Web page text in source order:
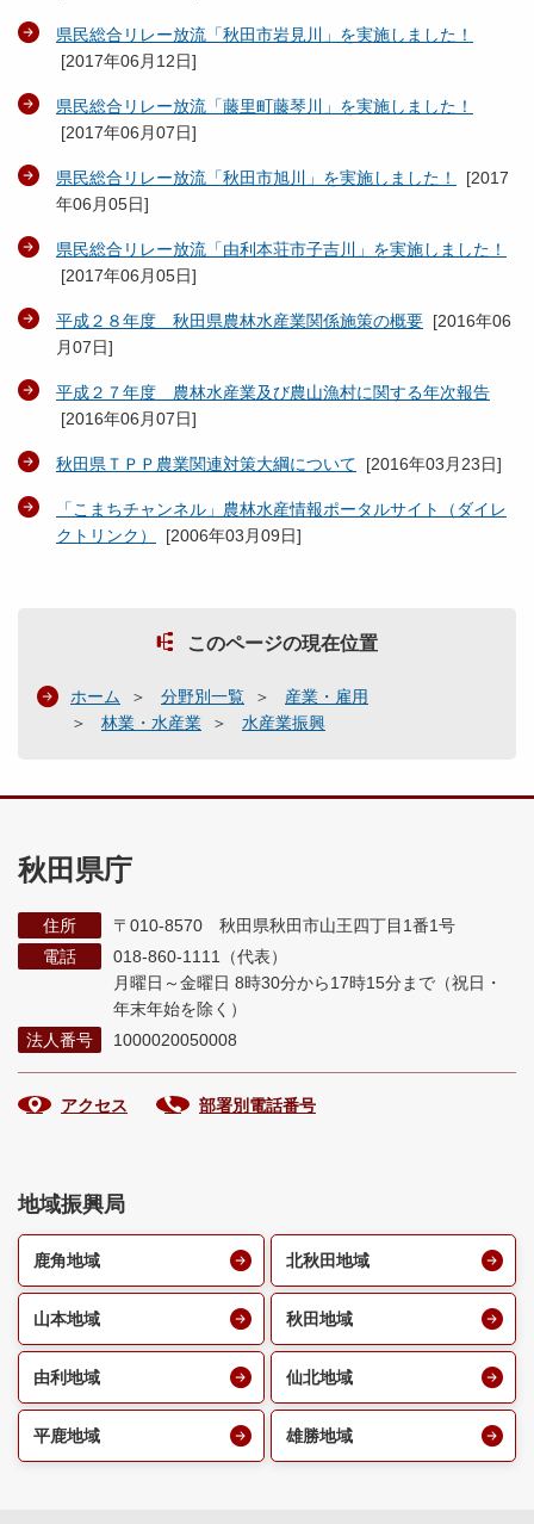
県民総合リレー放流「秋田市岩見川」を実施しました！
[2017年06月12日]
県民総合リレー放流「藤里町藤琴川」を実施しました！
[2017年06月07日]
県民総合リレー放流「秋田市旭川」を実施しました！ [2017
年06月05日]
県民総合リレー放流「由利本荘市子吉川」を実施しました！
[2017年06月05日]
平成２８年度 秋田県農林水産業関係施策の概要 [2016年06
月07日]
平成２７年度 農林水産業及び農山漁村に関する年次報告
[2016年06月07日]
秋田県ＴＰＰ農業関連対策大綱について [2016年03月23日]
「こまちチャンネル」農林水産情報ポータルサイト（ダイレ
クトリンク）
[2006年03月09日]
このページの現在位置
ホーム 分野別一覧
産業・雇用
林業・水産業
水産業振興
秋田県庁
住所
〒010-8570 秋田県秋田市山王四丁目1番1号
電話
018-860-1111（代表）
月曜日～金曜日 8時30分から17時15分まで （祝日・
年末年始を除く）
法人番号
1000020050008
アクセス 部署別電話番号
地域振興局
鹿角地域 北秋田地域
山本地域 秋田地域
由利地域 仙北地域
平鹿地域 雄勝地域